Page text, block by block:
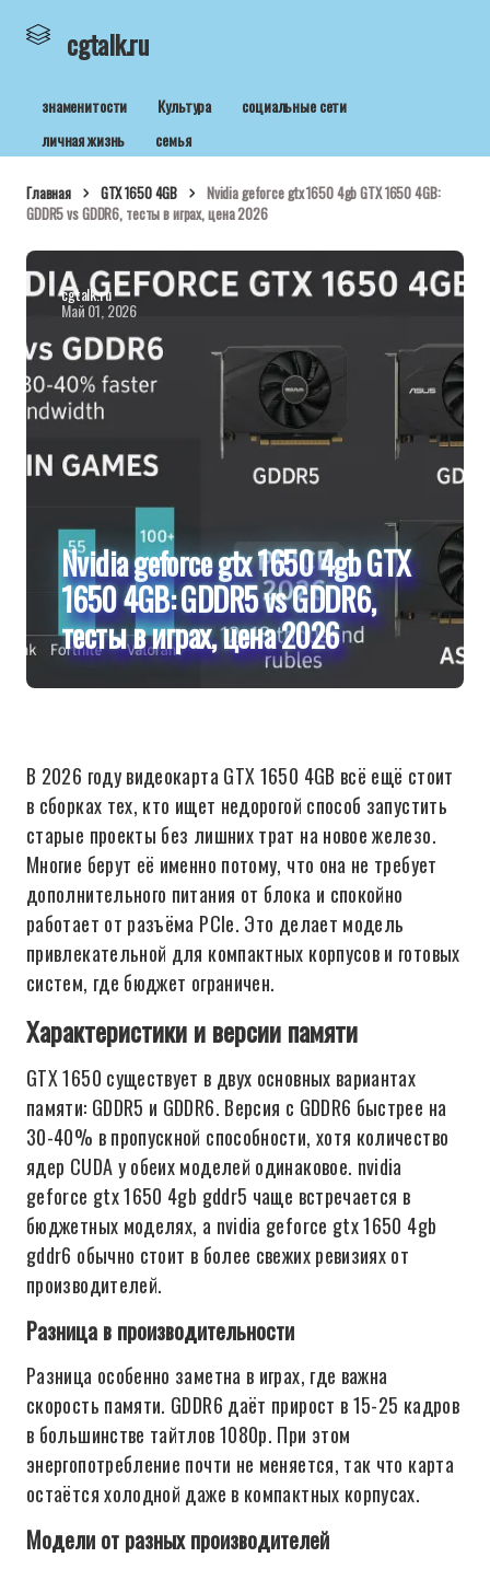
cgtalk.ru
знаменитости Культура
социальные сети
личная жизнь
семья
Главная GTX 1650 4GB
Nvidia geforce gtx 1650 4gb GTX 1650 4GB:
GDDR5 vs GDDR6, тесты в играх, цена 2026
cgtalk.ru
Май 01, 2026
Nvidia geforce gtx 1650 4gb GTX
1650 4GB: GDDR5 vs GDDR6,
тесты в играх, цена 2026
В 2026 году видеокарта GTX 1650 4GB всё ещё стоит
в сборках тех, кто ищет недорогой способ запустить
старые проекты без лишних трат на новое железо.
Многие берут её именно потому, что она не требует
дополнительного питания от блока и спокойно
работает от разъёма PCIe. Это делает модель
привлекательной для компактных корпусов и готовых
систем, где бюджет ограничен.
Характеристики и версии памяти
GTX 1650 существует в двух основных вариантах
памяти: GDDR5 и GDDR6. Версия с GDDR6 быстрее на
30-40% в пропускной способности, хотя количество
ядер CUDA у обеих моделей одинаковое. nvidia
geforce gtx 1650 4gb gddr5 чаще встречается в
бюджетных моделях, а nvidia geforce gtx 1650 4gb
gddr6 обычно стоит в более свежих ревизиях от
производителей.
Разница в производительности
Разница особенно заметна в играх, где важна
скорость памяти. GDDR6 даёт прирост в 15-25 кадров
в большинстве тайтлов 1080p. При этом
энергопотребление почти не меняется, так что карта
остаётся холодной даже в компактных корпусах.
Модели от разных производителей